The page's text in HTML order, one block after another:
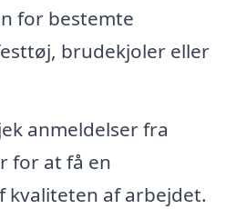
for bestemte
brudekjoler eller
anmeldelser fra
for at få en
kvaliteten af arbejdet.